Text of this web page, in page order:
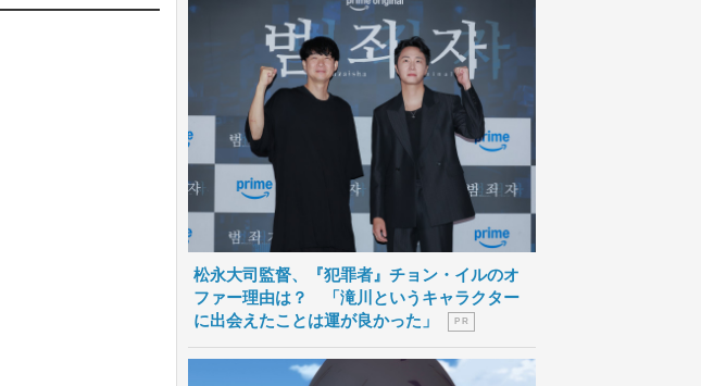
松永大司監督、『犯罪者』チョン・イルのオ
ファー理由は？ 「滝川というキャラクター
に出会えたことは運が良かった」
P R